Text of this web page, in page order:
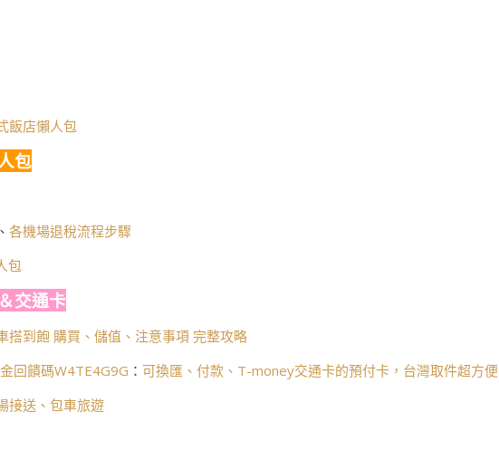
飯店懶人包
包
、 各機場退稅流程步驟
包
交通卡
搭到飽 購買、儲值、注意事項 完整攻略
回饋碼W4TE4G9G ： 可換匯、付款、T-money交通卡的預付卡，台灣取件超方便
接送、包車旅遊